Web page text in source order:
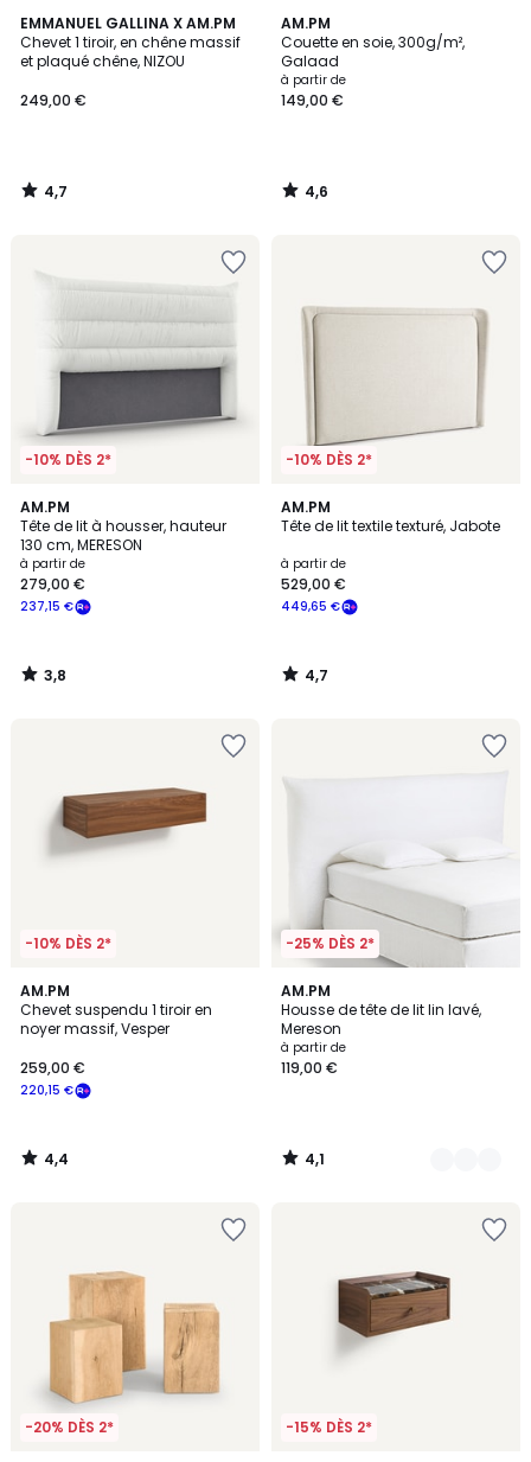
EMMANUEL GALLINA X AM.PM
Chevet 1 tiroir, en chêne massif
et plaqué chêne, NIZOU
249,00 €
4,7
/ 5
4,7
/
AM.PM
Couette en soie, 300g/m²,
Galaad
à partir de
149,00 €
4,6
/ 5
4,6
/
-10% DÈS 2*
AM.PM
Tête de lit à housser, hauteur
130 cm, MERESON
à partir de
237,15 €
279,00 €
3,8
/ 5
3,8
/
-10% DÈS 2*
AM.PM
Tête de lit textile texturé, Jabote
à partir de
449,65 €
529,00 €
4,7
/ 5
4,7
/
-10% DÈS 2*
AM.PM
Chevet suspendu 1 tiroir en
noyer massif, Vesper
220,15 €
259,00 €
4,4
/ 5
4,4
/
-25% DÈS 2*
AM.PM
Housse de tête de lit lin lavé,
Mereson
à partir de
119,00 €
4,1
/ 5
4
Couleurs
4,1
/
-20% DÈS 2* -15% DÈS 2*